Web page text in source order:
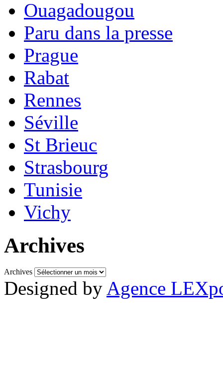
Ouagadougou
Paru dans la presse
Prague
Rabat
Rennes
Séville
St Brieuc
Strasbourg
Tunisie
Vichy
Archives
Archives
Designed by Agence